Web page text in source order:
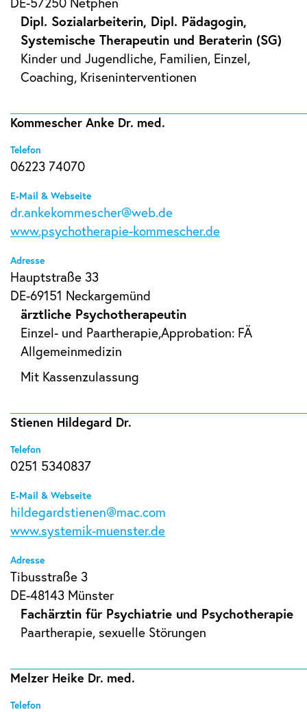
Dipl. Sozialarbeiterin, Dipl. Pädagogin,
Systemische Therapeutin und Beraterin (SG)
Kinder und Jugendliche, Familien, Einzel,
Coaching, Kriseninterventionen
Kommescher Anke Dr. med.
Telefon
06223 74070
E-Mail & Webseite
dr.ankekommescher@web.de
www.psychotherapie-kommescher.de
Adresse
Hauptstraße 33
DE-69151 Neckargemünd
ärztliche Psychotherapeutin
Einzel- und Paartherapie,Approbation: FÄ
Allgemeinmedizin
Mit Kassenzulassung
Stienen Hildegard Dr.
Telefon
0251 5340837
E-Mail & Webseite
hildegardstienen@mac.com
www.systemik-muenster.de
Adresse
Tibusstraße 3
DE-48143 Münster
Fachärztin für Psychiatrie und Psychotherapie
Paartherapie, sexuelle Störungen
Melzer Heike Dr. med.
Telefon